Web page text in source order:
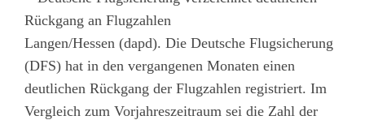
Langen/Hessen (dapd). Die Deutsche Flugsicherung
(DFS) hat in den vergangenen Monaten einen
deutlichen Rückgang der Flugzahlen registriert. Im
Vergleich zum Vorjahreszeitraum sei die Zahl der